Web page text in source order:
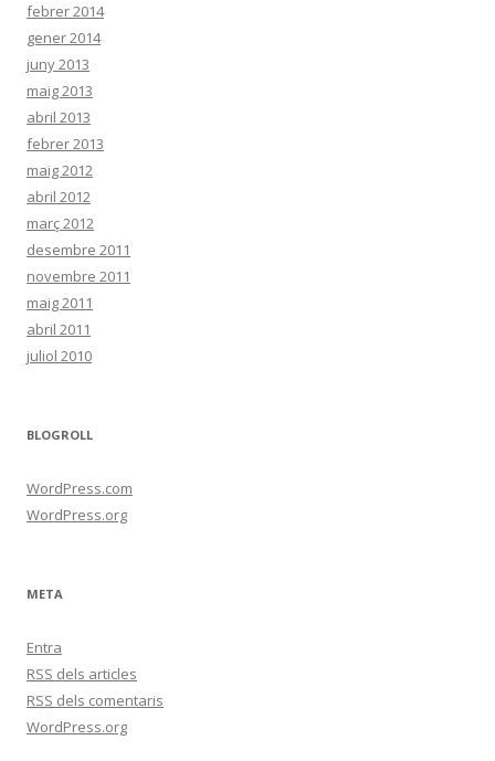
febrer 2014
gener 2014
juny 2013
maig 2013
abril 2013
febrer 2013
maig 2012
abril 2012
març 2012
desembre 2011
novembre 2011
maig 2011
abril 2011
juliol 2010
BLOGROLL
WordPress.com
WordPress.org
META
Entra
RSS dels articles
RSS dels comentaris
WordPress.org